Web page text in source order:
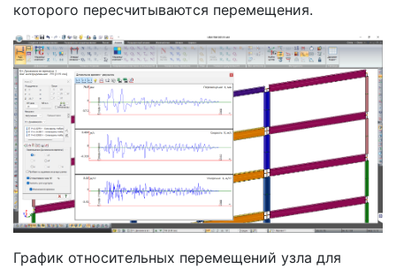
которого пересчитываются перемещения.
График относительных перемещений узла для